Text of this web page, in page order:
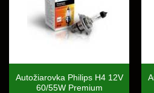
Autožiarovka Philips H4 12V
60/55W Premium